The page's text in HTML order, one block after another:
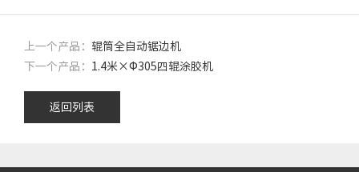
上一个产品： 辊筒全自动锯边机
下一个产品： 1.4米×Φ305四辊涂胶机
返回列表